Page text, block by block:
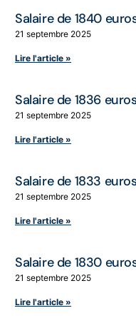
Salaire de 1840
21 septembre 2025
Lire l'article »
Salaire de 1836
21 septembre 2025
Lire l'article »
Salaire de 1833
21 septembre 2025
Lire l'article »
Salaire de 1830
21 septembre 2025
Lire l'article »